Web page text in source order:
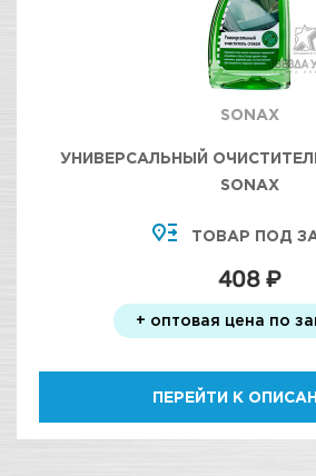
SONAX
УНИВЕРСАЛЬНЫЙ
SONAX
ТОВАР ПОД
408 ₽
+ оптовая цена по
ПЕРЕЙТИ К